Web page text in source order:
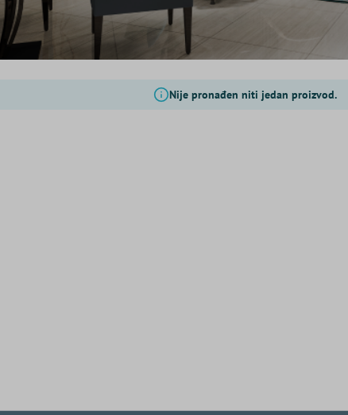
Nije pronađen niti jedan proizvod.